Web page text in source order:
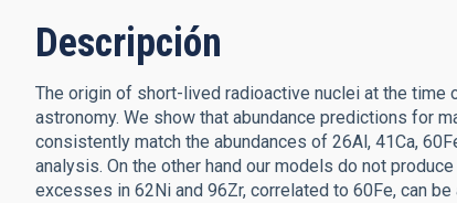
Descripción
The origin of short-lived radioactive nuclei at the
astronomy. We show that abundance predictions for
consistently match the abundances of 26Al, 41Ca,
analysis. On the other hand our models do not
excesses in 62Ni and 96Zr, correlated to 60Fe, can